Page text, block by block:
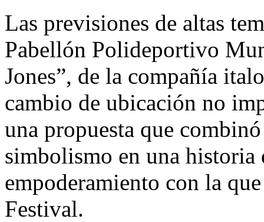
Las previsiones de altas
Pabellón Polideportivo
Jones”, de la compañía
cambio de ubicación no
una propuesta que
simbolismo en una historia
empoderamiento con la
Festival.